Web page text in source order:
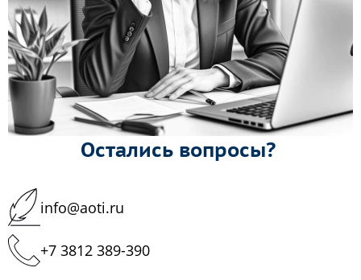
Остались вопросы?
info@aoti.ru
+7 3812 389-390